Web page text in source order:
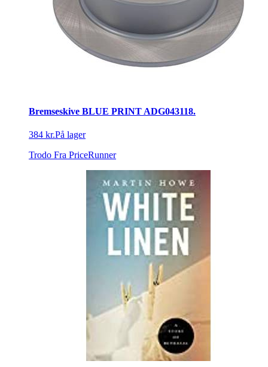
Bremseskive BLUE PRINT ADG043118.
384 kr.På lager
Trodo Fra PriceRunner